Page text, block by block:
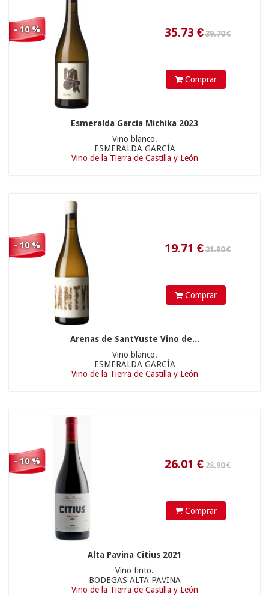
- 10 %
Comprar
Esmeralda García Michika 2023
Vino blanco.
ESMERALDA GARCÍA
Vino de la Tierra de Castilla y León
- 10 %
19.71€
Comprar
Arenas de SantYuste Vino de...
Vino blanco.
ESMERALDA GARCÍA
Vino de la Tierra de Castilla y León
- 10 %
Comprar
Alta Pavina Citius 2021
Vino tinto.
BODEGAS ALTA PAVINA
Vino de la Tierra de Castilla y León